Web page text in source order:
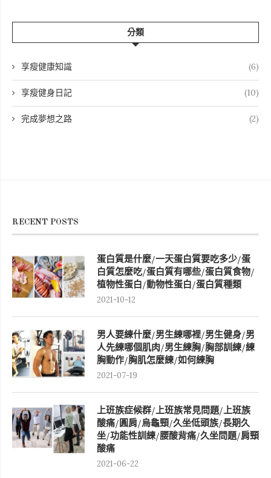
分類
享瘦健康知識 (6)
享瘦健身日記 (10)
完成夢想之路 (2)
RECENT POSTS
蛋白質是什麼/一天蛋白質要吃多少/蛋
白質怎麼吃/蛋白質有哪些/蛋白質食物/
植物性蛋白/動物性蛋白/蛋白質種類
2021-10-12
男人要練什麼/男生練哪裡/男生健身/男
人先練哪個肌肉/男生練胸/胸部訓練/練
胸動作/胸肌怎麼練/如何練胸
2021-07-19
上班族症候群/上班族常見問題/上班族
酸痛/圓肩/烏龜頸/久坐低頭族/長期久
坐/功能性訓練/腰酸背痛/久坐問題/肩頸
酸痛
2021-06-22